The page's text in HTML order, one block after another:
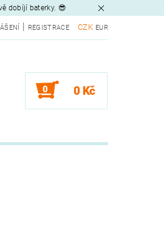
dobíjí baterky. 😎
CZK EUR
REGISTRACE
0 0 Kč